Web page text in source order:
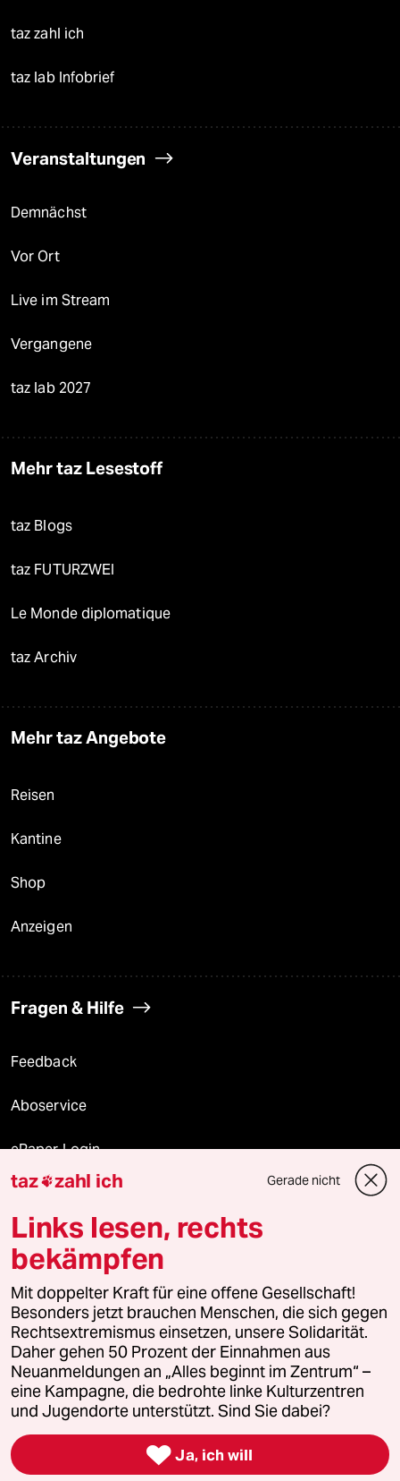
taz zahl ich
taz lab Infobrief
Veranstaltungen
Demnächst
Vor Ort
Live im Stream
Vergangene
taz lab 2027
Mehr taz Lesestoff
taz Blogs
taz FUTURZWEI
Le Monde diplomatique
taz Archiv
Mehr taz Angebote
Reisen
Kantine
Shop
Anzeigen
Fragen & Hilfe
Feedback
Aboservice
ePaper Login
Downloads für Abonnierende
© 2026 taz Verlags und Vertriebs GmbH
Alle Rechte vorbehalten. Bei rechtlichen Fragen oder für Genehmigungen
wenden Sie sich bitte an
lizenzen@taz.de
Feedback Redaktionsstatut Kommune-Richtlinien
Leitlinie Informant Datenschutz Impressum AGB
Seitenwende Einwilligungen widerrufen (Ads)
taz zahl ich Gerade nicht
Links lesen, rechts
bekämpfen
Mit doppelter Kraft für eine offene Gesellschaft!
Besonders jetzt brauchen Menschen, die sich gegen
Rechtsextremismus einsetzen, unsere Solidarität.
Daher gehen 50 Prozent der Einnahmen aus
Neuanmeldungen an „Alles beginnt im Zentrum“ –
eine Kampagne, die bedrohte linke Kulturzentren
und Jugendorte unterstützt. Sind Sie dabei?
 Ja, ich will